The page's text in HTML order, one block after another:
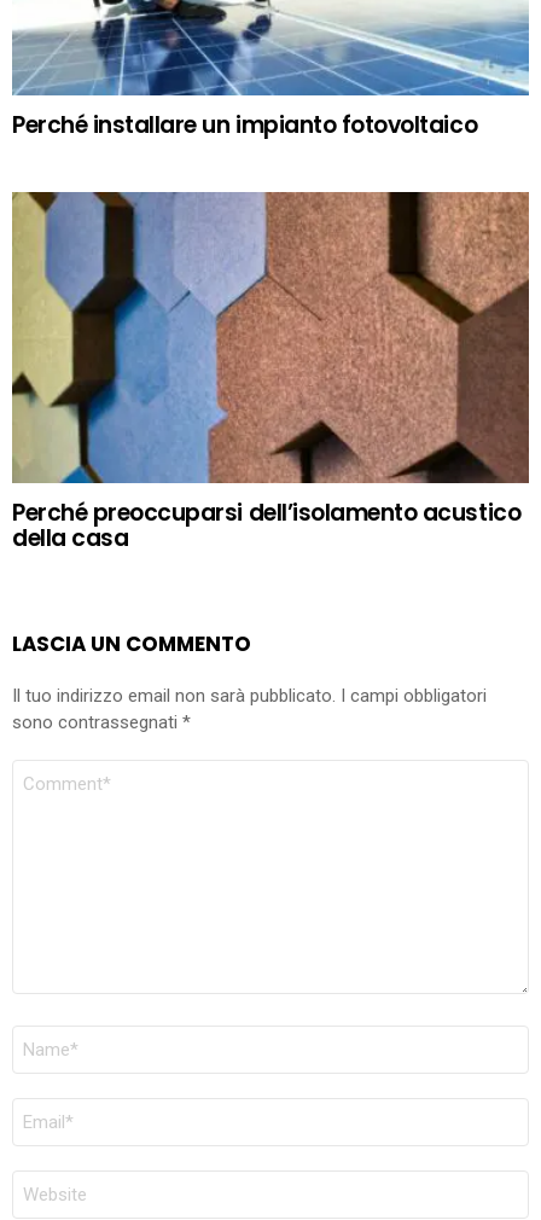
Perché installare un impianto fotovoltaico
Perché preoccuparsi dell’isolamento acustico
della casa
LASCIA UN COMMENTO
Il tuo indirizzo email non sarà pubblicato. I campi obbligatori
sono contrassegnati *
COMMENTO
NOME
EMAIL
SITO
WEB